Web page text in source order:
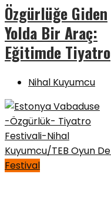
Özgürlüğe Giden
Yolda Bir Araç:
Eğitimde Tiyatro
Nihal Kuyumcu
Festival